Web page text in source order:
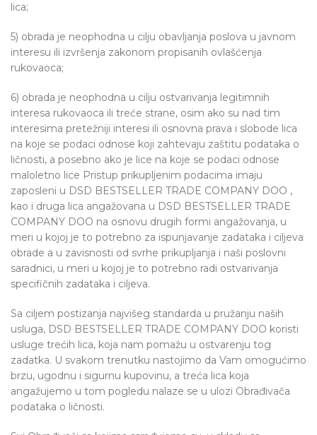
lica;
5) obrada je neophodna u cilju obavljanja poslova u javnom
interesu ili izvršenja zakonom propisanih ovlašćenja
rukovaoca;
6) obrada je neophodna u cilju ostvarivanja legitimnih
interesa rukovaoca ili treće strane, osim ako su nad tim
interesima pretežniji interesi ili osnovna prava i slobode lica
na koje se podaci odnose koji zahtevaju zaštitu podataka o
ličnosti, a posebno ako je lice na koje se podaci odnose
maloletno lice Pristup prikupljenim podacima imaju
zaposleni u DSD BESTSELLER TRADE COMPANY DOO ,
kao i druga lica angažovana u DSD BESTSELLER TRADE
COMPANY DOO na osnovu drugih formi angažovanja, u
meri u kojoj je to potrebno za ispunjavanje zadataka i ciljeva
obrade a u zavisnosti od svrhe prikupljanja i naši poslovni
saradnici, u meri u kojoj je to potrebno radi ostvarivanja
specifičnih zadataka i ciljeva.
Sa ciljem postizanja najvišeg standarda u pružanju naših
usluga, DSD BESTSELLER TRADE COMPANY DOO koristi
usluge trećih lica, koja nam pomažu u ostvarenju tog
zadatka. U svakom trenutku nastojimo da Vam omogućimo
brzu, ugodnu i sigurnu kupovinu, a treća lica koja
angažujemo u tom pogledu nalaze se u ulozi Obrađivača
podataka o ličnosti.